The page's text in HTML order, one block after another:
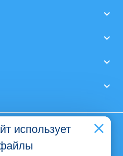
использует